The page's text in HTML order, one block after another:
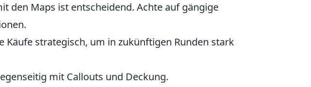
den Maps ist entscheidend. Achte auf gängige
Käufe strategisch, um in zukünftigen Runden stark
mit Callouts und Deckung.